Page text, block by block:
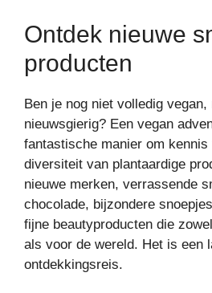
Ontdek nieuwe
producten
Ben je nog niet volledig vegan,
nieuwsgierig? Een vegan
fantastische manier om
diversiteit van plantaardige
nieuwe merken, verrassende
chocolade, bijzondere
fijne beautyproducten die
als voor de wereld. Het is een
ontdekkingsreis.